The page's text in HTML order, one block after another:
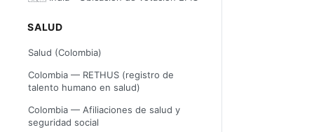
SALUD
Salud (Colombia)
Colombia — RETHUS (registro de
talento humano en salud)
Colombia — Afiliaciones de salud y
seguridad social